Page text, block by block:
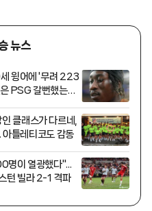
뉴스
윙어에 '무려 223
PSG 갈뻔했는
클래스가 다르네,
틀레티코도 감동
명이 열광했다"...
턴 빌라 2-1 격파